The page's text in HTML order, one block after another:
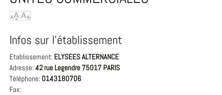
Infos sur l'établissement
Etablissement: ELYSEES ALTERNANCE
Adresse:42 rue Legendre 75017 PARIS
Téléphone: 0143180706
Fax: